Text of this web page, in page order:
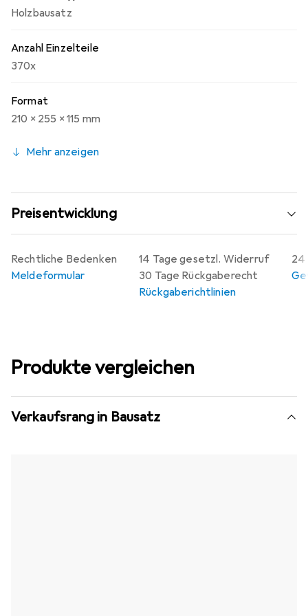
Holzbausatz
Anzahl Einzelteile
370x
Format
210 x 255 x 115 mm
Mehr anzeigen
Preisentwicklung
14 Tage gesetzl. Widerruf
30 Tage Rückgaberecht
Rückgaberichtlinien
24
Rechtliche Bedenken
Meldeformular
Produkte vergleichen
Verkaufsrang in Bausatz